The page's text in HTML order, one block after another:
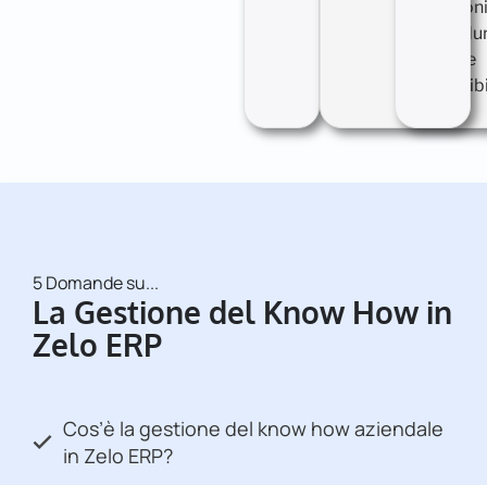
sempre
5 Domande su...
La Gestione del Know How in
Zelo ERP
Cos’è la gestione del know how aziendale
in Zelo ERP?